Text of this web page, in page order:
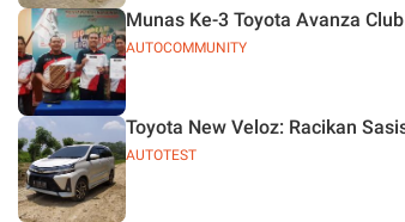
AUTOCOMMUNITY
Munas Ke-3 Toyota Avanza
AUTOTEST
Toyota New Veloz: Racikan